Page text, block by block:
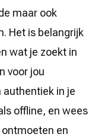
maar ook
Het is belangrijk
wat je zoekt in
voor jou
authentiek in je
offline, en wees
en